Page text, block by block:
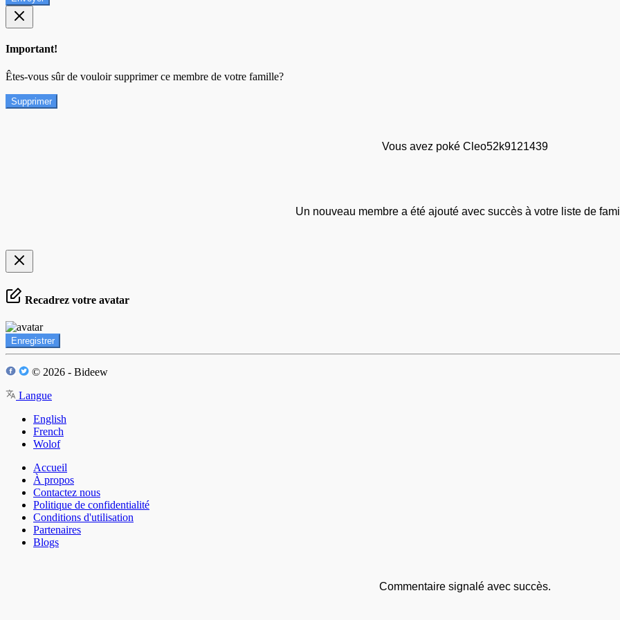
Important!
Êtes-vous sûr de vouloir supprimer ce membre de votre famille?
Supprimer
Vous avez poké Cleo52k9121439
Un nouveau membre a été ajouté avec succès à votre liste de
Recadrez votre avatar
Enregistrer
© 2026 - Bideew
Langue
English
French
Wolof
Accueil
À propos
Contactez nous
Politique de confidentialité
Conditions d'utilisation
Partenaires
Blogs
Commentaire signalé avec succès.